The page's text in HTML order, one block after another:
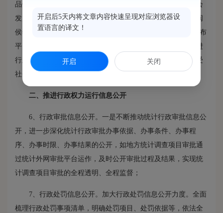
品供给水平，及时组织人力整理发布《闽侯县国民经济和社会
发展统计公报》、《闽侯统计手册）》，还组织开展年度《闽
侯年鉴》汇编工作。（4）充分利用政府信息公开网站信息发布
平台，向社会公开我局机构职能、工作动态，对信息的内容进
行及时更新和完善，力求做到内容丰富、信息快捷，广泛接受
社会的监督。
二、 推进行政权力运行信息公开
6、行政审批信息公开。一是不断推动统计行政审批信息公
开，进一步深化统计行政审批办事依据、办事条件、办事程
序、办事时限、办事结果的公开，如地方统计调查项目审批通
过统计外网审批平台运作，及时公开审批过程及结果，实现统
计调查项目审批的全程透明、全程监督；
7、行政处罚信息公开。加大行政处罚信息公开力度。全面
梳理行政处罚事项清单，明确处罚项目、处罚依据等，依法全
开启后5天内将文章内容快速呈现对应浏览器设
置语言的译文！
开启 关闭